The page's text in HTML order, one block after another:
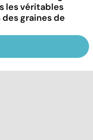
les véritables
graines de